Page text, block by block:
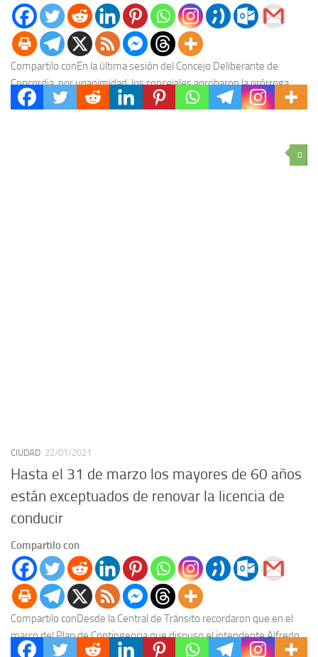
Compartilo conEn la última sesión del Concejo Deliberante de
Concordia, por unanimidad, los concejales aprobaron la prórroga
para la renovación de la licencia de conducir...
0
CIUDAD 22/01/2021
Hasta el 31 de marzo los mayores de 60 años
están exceptuados de renovar la licencia de
conducir
Compartilo con
Compartilo conDesde la Central de Tránsito recordaron que en el
marco del Plan de Contingencia que dispuso el intendente Alfredo
Francolini ante la pandemia de...